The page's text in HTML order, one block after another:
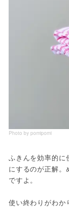
Photo by pomipomi
ふきんを効率的に
にするのが正解
ですよ。
使い終わりがわか